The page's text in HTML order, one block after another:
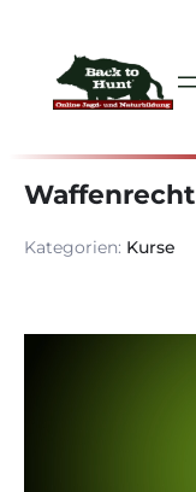
Waffenrecht
Kategorien: Kurse